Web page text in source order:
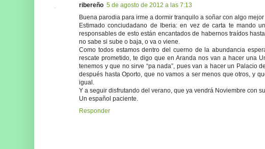
ribereño 5 de agosto de 2012 a las 7:13
Buena parodia para irme a dormir tranquilo a soñar con algo
Estimado conciudadano de Iberia: en vez de carta te mando
responsables de esto están encantados de habernos traídos
no sabe si sube o baja, o va o viene.
Como todos estamos dentro del cuerno de la abundancia
rescate prometido, te digo que en Aranda nos van a hacer una
tenemos y que no sirve “pa nada”, pues van a hacer un Palacio
después hasta Oporto, que no vamos a ser menos que otros, y
igual.
Y a seguir disfrutando del verano, que ya vendrá Noviembre con
Un español paciente.
Responder